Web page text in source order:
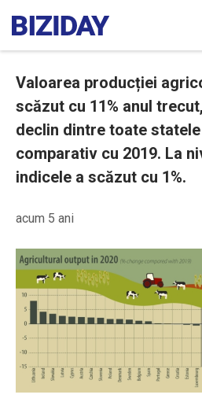
Valoarea producției
scăzut cu 11% anul
declin dintre toate statele
comparativ cu 2019. La
indicele a scăzut cu 1%.
acum 5 ani